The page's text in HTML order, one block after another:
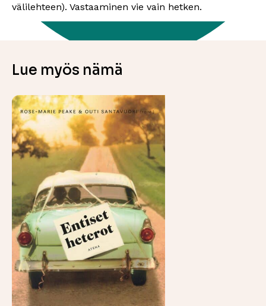
välilehteen). Vastaaminen vie vain hetken.
Lue myös nämä